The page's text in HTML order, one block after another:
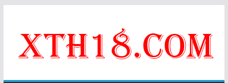
content